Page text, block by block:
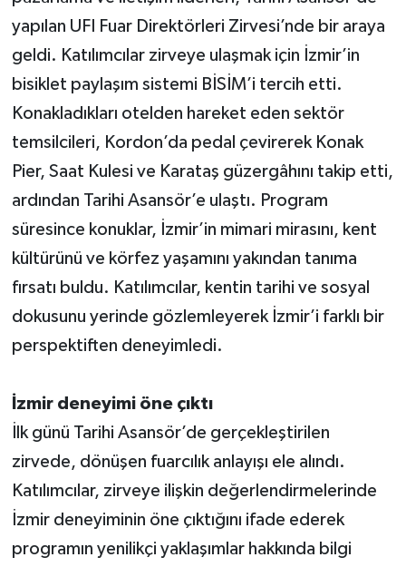
yapılan UFI Fuar Direktörleri Zirvesi’nde bir araya
geldi. Katılımcılar zirveye ulaşmak için İzmir’in
bisiklet paylaşım sistemi BİSİM’i tercih etti.
Konakladıkları otelden hareket eden sektör
temsilcileri, Kordon’da pedal çevirerek Konak
Pier, Saat Kulesi ve Karataş güzergâhını takip etti,
ardından Tarihi Asansör’e ulaştı. Program
süresince konuklar, İzmir’in mimari mirasını, kent
kültürünü ve körfez yaşamını yakından tanıma
fırsatı buldu. Katılımcılar, kentin tarihi ve sosyal
dokusunu yerinde gözlemleyerek İzmir’i farklı bir
perspektiften deneyimledi.
İzmir deneyimi öne çıktı
İlk günü Tarihi Asansör’de gerçekleştirilen
zirvede, dönüşen fuarcılık anlayışı ele alındı.
Katılımcılar, zirveye ilişkin değerlendirmelerinde
İzmir deneyiminin öne çıktığını ifade ederek
programın yenilikçi yaklaşımlar hakkında bilgi